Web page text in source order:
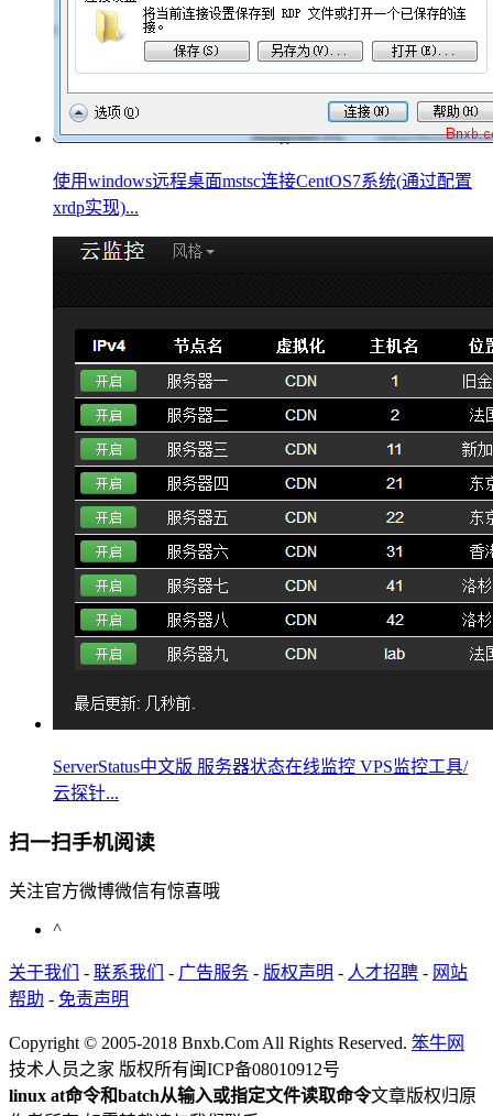
使用windows远程桌面mstsc连接CentOS7系统(通过配置
xrdp实现)...
ServerStatus中文版 服务器状态在线监控 VPS监控工具/
云探针...
扫一扫手机阅读
关注官方微博微信有惊喜哦
^
关于我们 - 联系我们 - 广告服务 - 版权声明 - 人才招聘 - 网站
帮助 - 免责声明
Copyright © 2005-2018 Bnxb.Com All Rights Reserved. 笨牛网
技术人员之家 版权所有闽ICP备08010912号
linux at命令和batch从输入或指定文件读取命令文章版权归原